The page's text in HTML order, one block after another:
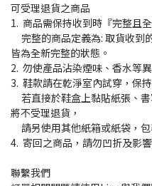
可受理退貨之商品
1. 商品需保持收到時『完整且
完整的商品定義為: 取貨收到
皆為全新完整的狀態。
2. 勿使產品沾染煙味、香水等
3. 鞋款請在乾淨室內試穿，保
若直接於鞋盒上黏貼紙張、
將不受理退貨，
請另使用其他紙箱或紙袋，包
4. 寄回之商品，請勿凹折及影
聯繫我們